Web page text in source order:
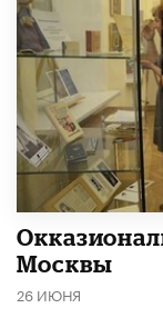
Москвы
26 ИЮНЯ